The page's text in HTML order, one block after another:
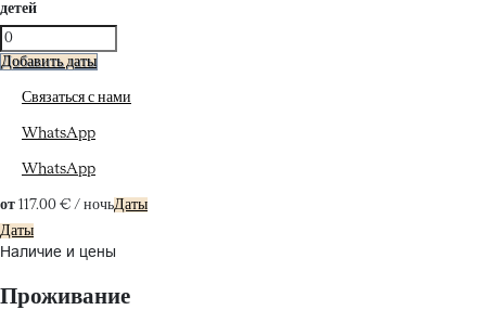
детей
Добавить даты
Связаться с нами
WhatsApp
WhatsApp
от 117.00 € / ночьДаты
Даты
Наличие и цены
Проживание